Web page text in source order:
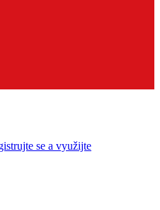
se a využijte